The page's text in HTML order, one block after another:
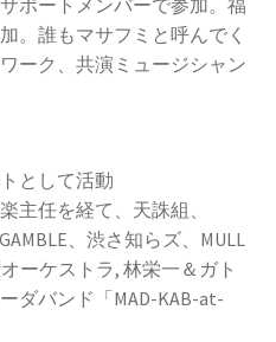
ポートメンバーで参加。福
。誰もマサフミと呼んでく
ーク、共演ミュージシャン
として活動
主任を経て、天誅組、
、渋さ知らズ、MULL
ーケストラ, 林栄一＆ガト
ダバンド「MAD-KAB-at-